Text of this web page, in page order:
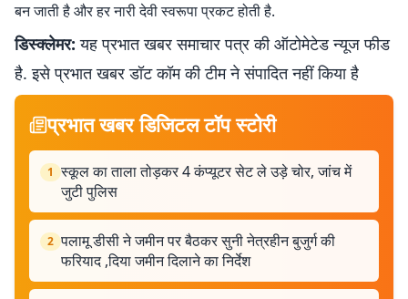
बन जाती है और हर नारी देवी स्वरूपा प्रकट होती है.
डिस्क्लेमर: यह प्रभात खबर समाचार पत्र की ऑटोमेटेड न्यूज फीड
है. इसे प्रभात खबर डॉट कॉम की टीम ने संपादित नहीं किया है
प्रभात खबर डिजिटल टॉप स्टोरी
1 स्कूल का ताला तोड़कर 4 कंप्यूटर सेट ले उड़े चोर, जांच में
जुटी पुलिस
2 पलामू डीसी ने जमीन पर बैठकर सुनी नेत्रहीन बुजुर्ग की
फरियाद ,दिया जमीन दिलाने का निर्देश